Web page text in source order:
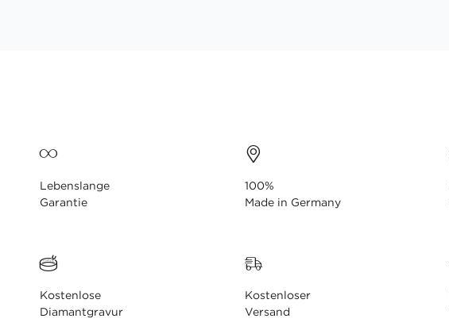
Lebenslange
Garantie
100%
Made in Germany
Kostenlose
Diamantgravur
Kostenloser
Versand